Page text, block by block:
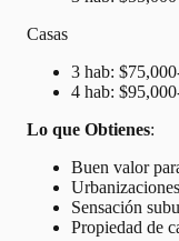
Casas
3 hab:
4 hab:
Lo que Obtienes:
Buen valor
Sensación
Propiedad de